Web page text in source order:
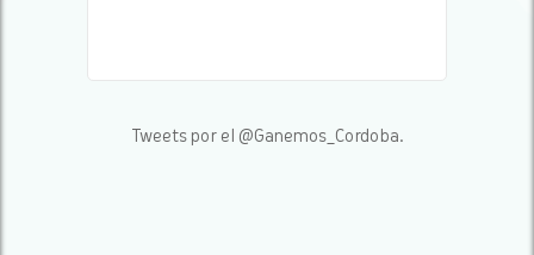
Tweets por el @Ganemos_Cordoba.